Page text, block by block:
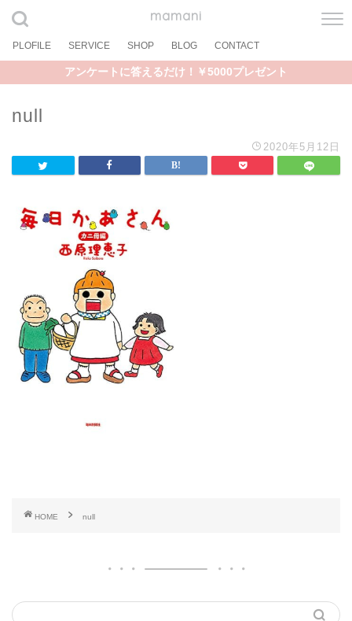
mamani
PLOFILE SERVICE SHOP BLOG CONTACT
アンケートに答えるだけ！￥5000プレゼント
null
2020年5月12日
HOME null